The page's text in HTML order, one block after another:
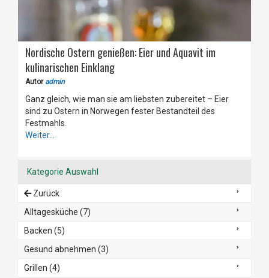
Nordische Ostern genießen: Eier und Aquavit im
kulinarischen Einklang
Autor admin
Ganz gleich, wie man sie am liebsten zubereitet – Eier
sind zu Ostern in Norwegen fester Bestandteil des
Festmahls.
Weiter...
Kategorie Auswahl
Zurück
Alltagesküche (7)
Backen (5)
Gesund abnehmen (3)
Grillen (4)